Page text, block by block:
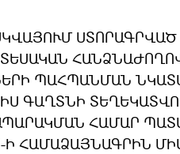
ՊԱՀՊԱՆՄԱՆ
ԳԱՂՏՆԻ
ՀԱՄԱՐ
Ի ՀԱՄԱՁԱՅՆԱԳՐԻՆ